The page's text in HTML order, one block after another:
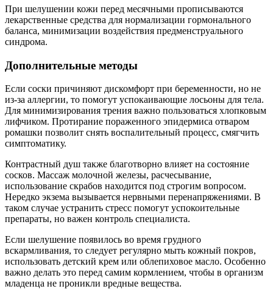
При шелушении кожи перед месячными прописываются
лекарственные средства для нормализации гормонального
баланса, минимизации воздействия предменструального
синдрома.
Дополнительные методы
Если соски причиняют дискомфорт при беременности, но не
из-за аллергии, то помогут успокаивающие лосьоны для тела.
Для минимизирования трения важно пользоваться хлопковым
лифчиком. Протирание пораженного эпидермиса отваром
ромашки позволит снять воспалительный процесс, смягчить
симптоматику.
Контрастный душ также благотворно влияет на состояние
сосков. Массаж молочной железы, расчесывание,
использование скрабов находится под строгим вопросом.
Нередко экзема вызывается нервными перенапряжениями. В
таком случае устранить стресс помогут успокоительные
препараты, но важен контроль специалиста.
Если шелушение появилось во время грудного
вскармливания, то следует регулярно мыть кожный покров,
использовать детский крем или облепиховое масло. Особенно
важно делать это перед самим кормлением, чтобы в организм
младенца не проникли вредные вещества.